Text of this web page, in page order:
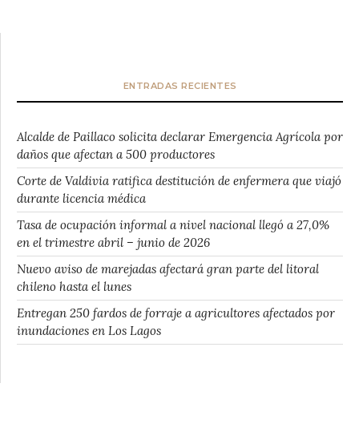
ENTRADAS RECIENTES
Alcalde de Paillaco solicita declarar Emergencia Agrícola por
daños que afectan a 500 productores
Corte de Valdivia ratifica destitución de enfermera que viajó
durante licencia médica
Tasa de ocupación informal a nivel nacional llegó a 27,0%
en el trimestre abril – junio de 2026
Nuevo aviso de marejadas afectará gran parte del litoral
chileno hasta el lunes
Entregan 250 fardos de forraje a agricultores afectados por
inundaciones en Los Lagos